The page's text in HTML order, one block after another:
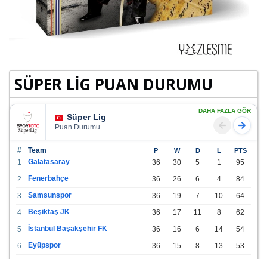
SÜPER LİG PUAN DURUMU
Süper Lig
Puan Durumu
DAHA FAZLA GÖR
# Team P W D L PTS
1 Galatasaray 36 30 5 1
95
2
Fenerbahçe 36 26 6 4
84
3
Samsunspor 36 19 7 10
64
4
Beşiktaş JK 36 17 11 8
62
5
İstanbul Başakşehir FK 36 16 6 14
54
6
Eyüpspor 36 15 8 13
53